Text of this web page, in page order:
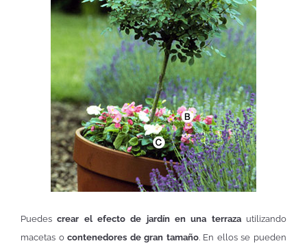
Puedescrear el efecto de jardín en una terrazautilizando
macetas ocontenedores de gran tamaño. En ellos se pueden